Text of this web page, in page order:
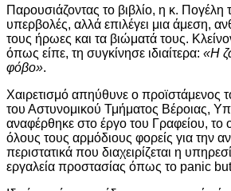
Παρουσιάζοντας το βιβλίο, η κ. Πογέλη
υπερβολές, αλλά επιλέγει μια άμεση,
τους ήρωες και τα βιώματά τους.
όπως είπε, τη συγκίνησε ιδιαίτερα: «Η
φόβο».
Χαιρετισμό απηύθυνε ο προϊστάμενος
του Αστυνομικού Τμήματος Βέροιας,
αναφέρθηκε στο έργο του Γραφείου, το
όλους τους αρμόδιους φορείς για την
περιστατικά που διαχειρίζεται η
εργαλεία προστασίας όπως το panic